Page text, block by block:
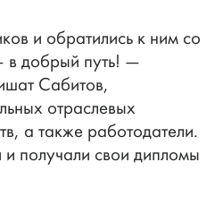
и обратились к ним со
в добрый путь! —
Сабитов,
отраслевых
а также работодатели.
получали свои дипломы